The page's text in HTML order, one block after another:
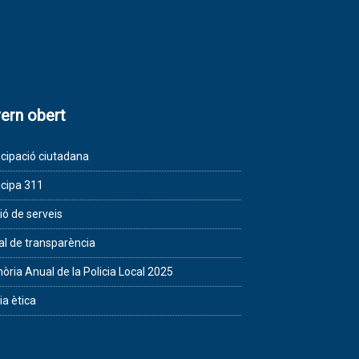
obert
ciutadana
311
de serveis
de transparència
Anual de la Policia Local 2025
ètica